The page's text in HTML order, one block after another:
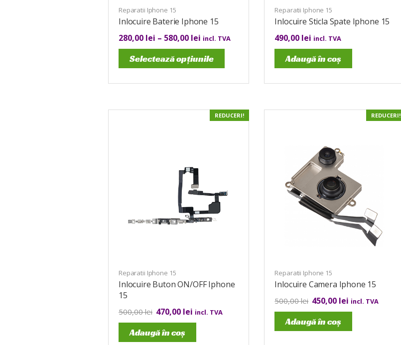
Reparatii Iphone 15
Inlocuire Baterie Iphone 15
280,00 lei – 580,00 lei incl. TVA
Selectează opțiunile
Reparatii Iphone 15
Inlocuire Sticla Spate Iphone 15
490,00 lei incl. TVA
Adaugă în coș
REDUCERI!
Reparatii Iphone 15
Inlocuire Buton ON/OFF Iphone
15
500,00lei 470,00 lei incl. TVA
Adaugă în coș
REDUCERI!
Reparatii Iphone 15
Inlocuire Camera Iphone 15
500,00lei 450,00 lei incl. TVA
Adaugă în coș